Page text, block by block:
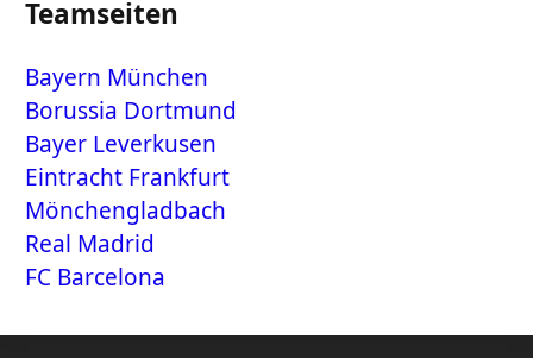
Teamseiten
Bayern München
Borussia Dortmund
Bayer Leverkusen
Eintracht Frankfurt
Mönchengladbach
Real Madrid
FC Barcelona